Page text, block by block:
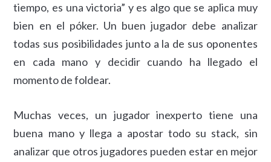
tiempo, es una victoria” y es algo que se aplica muy
bien en el póker. Un buen jugador debe analizar
todas sus posibilidades junto a la de sus oponentes
en cada mano y decidir cuando ha llegado el
momento de foldear.
Muchas veces, un jugador inexperto tiene una
buena mano y llega a apostar todo su stack, sin
analizar que otros jugadores pueden estar en mejor